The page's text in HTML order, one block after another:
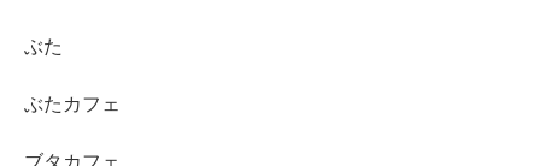
ぶた
ぶたカフェ
ブタカフェ